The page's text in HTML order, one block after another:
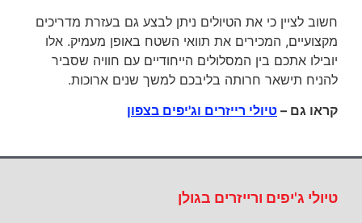
חשוב לציין כי את הטיולים ניתן לבצע גם בעזרת מדריכים
מקצועיים, המכירים את תוואי השטח באופן מעמיק. אלו
יובילו אתכם בין המסלולים הייחודיים עם חוויה שסביר
להניח תישאר חרותה בליבכם למשך שנים ארוכות.
קראו גם – טיולי רייזרים וג'יפים בצפון
טיולי ג'יפים ורייזרים בגולן